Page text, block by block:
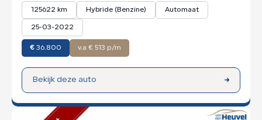
125622 km Hybride (Benzine) Automaat
25-03-2022
€ 36.800 v.a € 513 p/m
Bekijk deze auto